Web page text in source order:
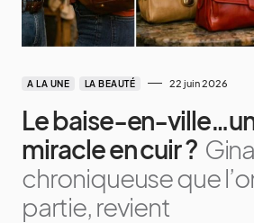
A LA UNE LA BEAUTÉ 22 juin 2026
Le
miracle en cuir ?
chroniqueuse que
partie, revient